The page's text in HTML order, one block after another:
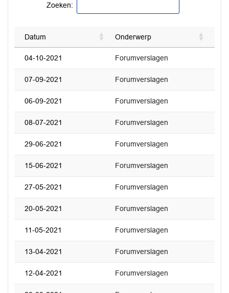
Zoeken:
Datum Onderwerp
04-10-2021 Forumverslagen
07-09-2021 Forumverslagen
06-09-2021 Forumverslagen
08-07-2021 Forumverslagen
29-06-2021 Forumverslagen
15-06-2021 Forumverslagen
27-05-2021 Forumverslagen
20-05-2021 Forumverslagen
11-05-2021 Forumverslagen
13-04-2021 Forumverslagen
12-04-2021 Forumverslagen